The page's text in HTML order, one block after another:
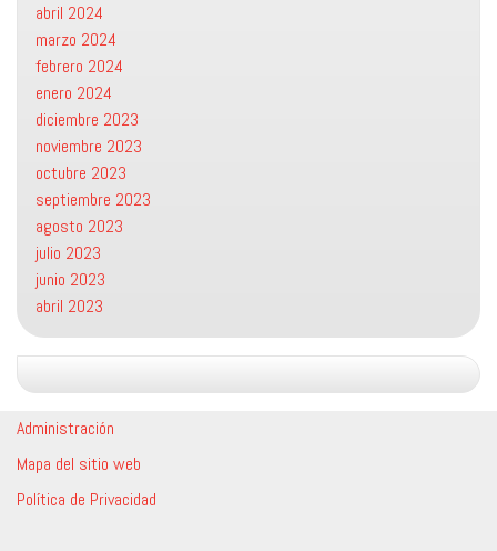
abril 2024
marzo 2024
febrero 2024
enero 2024
diciembre 2023
noviembre 2023
octubre 2023
septiembre 2023
agosto 2023
julio 2023
junio 2023
abril 2023
Administración
Mapa del sitio web
Política de Privacidad